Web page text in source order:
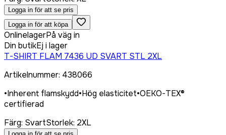
Logga in för att se pris
Logga in för att köpa
OnlinelagerPå väg in
Din butikEj i lager
T-SHIRT FLAM 7436 UD SVART STL 2XL
Artikelnummer: 438066
•Inherent flamskydd•Hög elasticitet•OEKO-TEX®
certifierad
Färg: SvartStorlek: 2XL